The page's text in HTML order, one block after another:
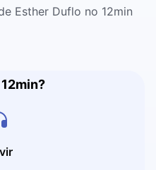
Esther Duflo no 12min